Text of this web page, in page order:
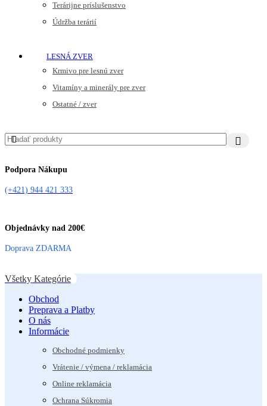
Terárijne príslušenstvo
Údržba terárií
LESNÁ ZVER
Krmivo pre lesnú zver
Vitamíny a minerály pre zver
Ostatné / zver
Podpora Nákupu
(+421) 944 421 333
Objednávky nad 200€
Doprava ZDARMA
Všetky Kategórie
Obchod
Preprava a Platby
O nás
Informácie
Obchodné podmienky
Vrátenie / výmena / reklamácia
Online reklamácia
Ochrana Súkromia